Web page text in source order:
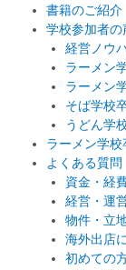
書籍のご紹介
学校参加者の
経営ノウ
ラーメン
ラーメン
そば学校
うどん学
ラーメン学校
よくある質問
資金・経
経営・運
物件・立
海外出店
初めての